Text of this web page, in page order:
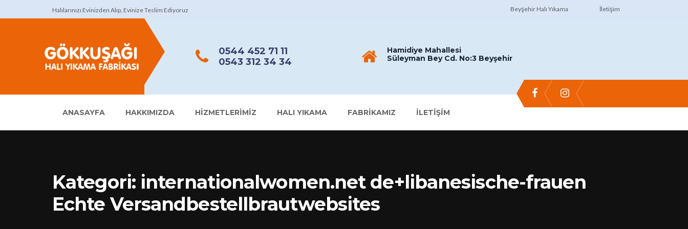
Halılarınızı Evinizden Alıp, Evinize Teslim Ediyoruz Beyşehir Halı Yıkama İletişim
0544 452 71 11
0543 312 34 34
Hamidiye Mahallesi
Süleyman Bey Cd. No:3 Beyşehir
ANASAYFA HAKKIMIZDA HIZMETLERIMIZ HALI YIKAMA FABRIKAMIZ İLETIŞIM
Kategori: internationalwomen.net de+libanesische-frauen
Echte Versandbestellbrautwebsites